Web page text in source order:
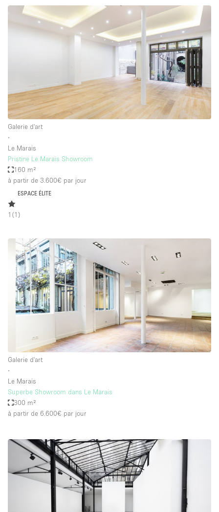
Galerie d'art
∙
Le Marais
Pristine Le Marais Showroom
160 m²
à partir de 3.600€ par jour
ESPACE ÉLITE
1 (1 )
Galerie d'art
∙
Le Marais
Superbe Showroom dans Le Marais
300 m²
à partir de 6.600€ par jour